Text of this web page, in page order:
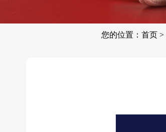
您的位置： 首页>